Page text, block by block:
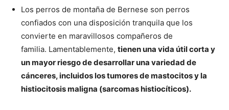
Los perros de montaña de Bernese son perros
confiados con una disposición tranquila que los
convierte en maravillosos compañeros de
familia. Lamentablemente, tienen una vida útil corta y
un mayor riesgo de desarrollar una variedad de
cánceres, incluidos los tumores de mastocitos y la
histiocitosis maligna (sarcomas histiocíticos).